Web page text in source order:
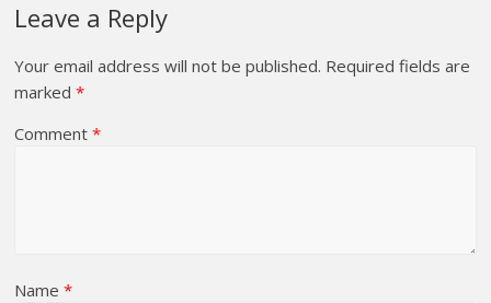
Leave a Reply
Your email address will not be published. Required fields are
marked*
Comment*
Name*